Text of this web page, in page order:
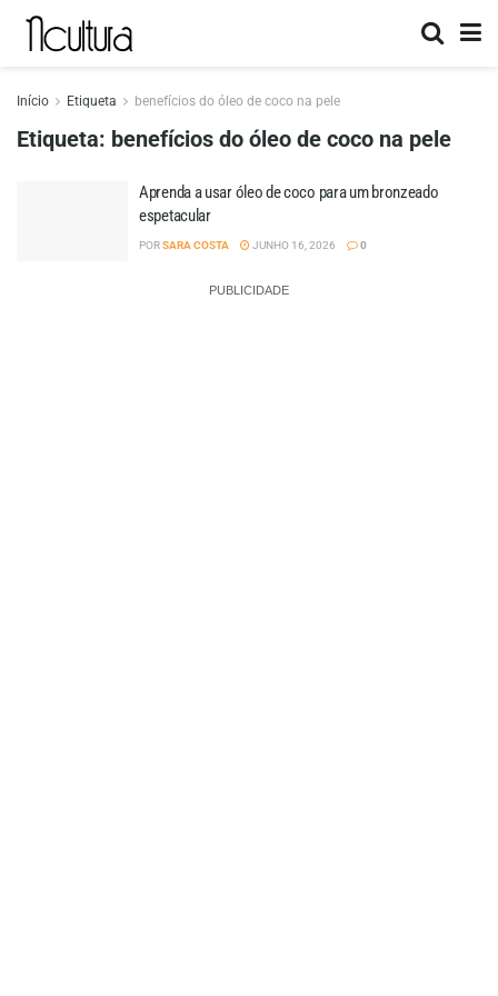
Início Etiqueta benefícios do óleo de coco na pele
Etiqueta: benefícios do óleo de coco na pele
Aprenda a usar óleo de coco para um bronzeado
espetacular
PORSARA COSTA JUNHO 16, 2026 0
PUBLICIDADE